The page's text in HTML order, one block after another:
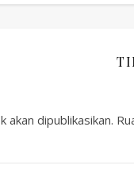
akan dipublikasikan.